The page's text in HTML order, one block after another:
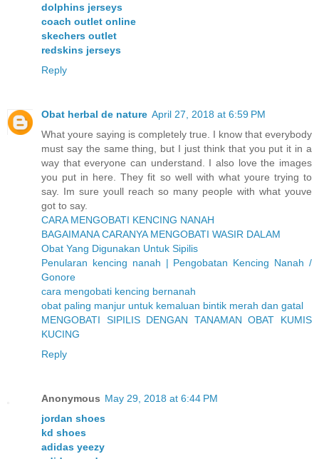
dolphins jerseys
coach outlet online
skechers outlet
redskins jerseys
Reply
Obat herbal de nature April 27, 2018 at 6:59 PM
What youre saying is completely true. I know that everybody
must say the same thing, but I just think that you put it in a
way that everyone can understand. I also love the images
you put in here. They fit so well with what youre trying to
say. Im sure youll reach so many people with what youve
got to say.
CARA MENGOBATI KENCING NANAH
BAGAIMANA CARANYA MENGOBATI WASIR DALAM
Obat Yang Digunakan Untuk Sipilis
Penularan kencing nanah | Pengobatan Kencing Nanah /
Gonore
cara mengobati kencing bernanah
obat paling manjur untuk kemaluan bintik merah dan gatal
MENGOBATI SIPILIS DENGAN TANAMAN OBAT KUMIS
KUCING
Reply
Anonymous May 29, 2018 at 6:44 PM
jordan shoes
kd shoes
adidas yeezy